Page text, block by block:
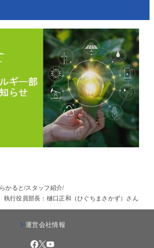
かると スタッフ紹介
行役員部長：樋口正和（ひぐちまさかず）さん
運営会社情報